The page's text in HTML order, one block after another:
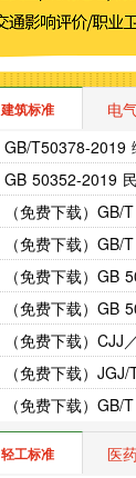
建筑标准 电
GB/T50378-2019
整版）
GB 50352-2019
（完整版）
（免费下载）
工程施工质量验收
（免费下载）
室内振动限值及
（免费下载）GB
础工程施工质量验
（免费下载）GB
修工程质量验收标
（免费下载）
渗沥液膜生物反
（免费下载）
量标准
（免费下载）
通信隧道覆盖工程
轻工标准 医